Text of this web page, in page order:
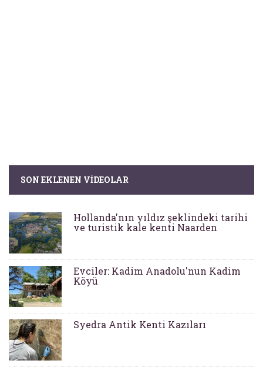
SON EKLENEN VIDEOLAR
Hollanda'nın yıldız şeklindeki tarihi
ve turistik kale kenti Naarden
Evciler: Kadim Anadolu'nun Kadim
Köyü
Syedra Antik Kenti Kazıları